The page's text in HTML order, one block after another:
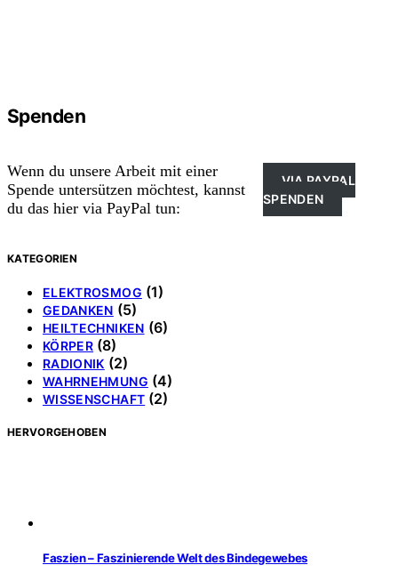
Spenden
Wenn du unsere Arbeit mit einer
Spende untersützen möchtest, kannst
du das hier via PayPal tun:
VIA PAYPAL
SPENDEN
KATEGORIEN
ELEKTROSMOG (1)
GEDANKEN (5)
HEILTECHNIKEN (6)
KÖRPER (8)
RADIONIK (2)
WAHRNEHMUNG (4)
WISSENSCHAFT (2)
HERVORGEHOBEN
Faszien – Faszinierende Welt des Bindegewebes